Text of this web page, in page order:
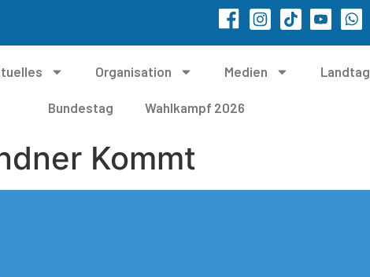
Organisation Medien Landtag
Bundestag Wahlkampf 2026
Kommt